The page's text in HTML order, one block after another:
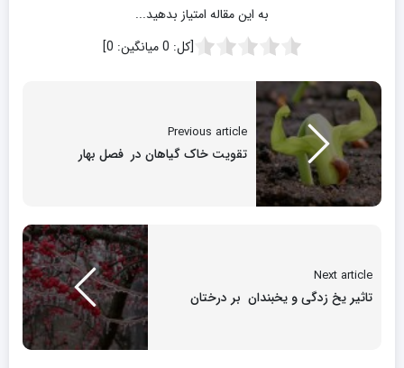
به این مقاله امتیاز بدهید...
[کل: 0میانگین: 0
]
Previous article
تقویت خاک گیاهان در فصل بهار
Next article
تاثیر یخ زدگی و یخبندان بر درختان